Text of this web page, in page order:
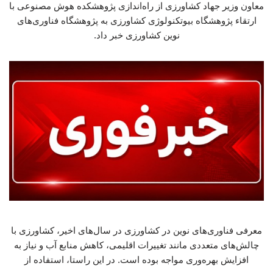
معاون وزیر جهاد کشاورزی از راه‌اندازی پژوهشکده هوش مصنوعی با
ارتقاء پژوهشگاه بیوتکنولوژی کشاورزی به پژوهشگاه فناوری‌های
نوین کشاورزی خبر داد.
معرفی فناوری‌های نوین در کشاورزی در سال‌های اخیر، کشاورزی با
چالش‌های متعددی مانند تغییرات اقلیمی، کاهش منابع آب و نیاز به
افزایش بهره‌وری مواجه بوده است. در این راستا، استفاده از